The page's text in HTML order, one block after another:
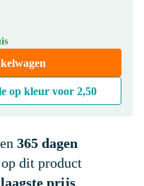
op kleur voor 2,50
365 dagen
dit product
laagste prijs